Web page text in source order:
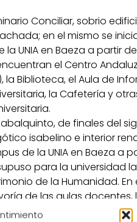
Conciliar, sobrio
en el mismo se
UNIA en Baeza a partir
el Centro
la Biblioteca, el Aula de
la Cafetería y
de finales del
isabelino e interior
de la UNIA en Baeza a
para la universidad
de la Humanidad.
de las aulas docentes,
administrativas